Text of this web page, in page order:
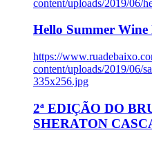
content/uploads/2019/06/
Hello Summer
https://
content/uploads/2019/06/
335x256.jpg
2ª EDIÇÃO DO
SHERATON